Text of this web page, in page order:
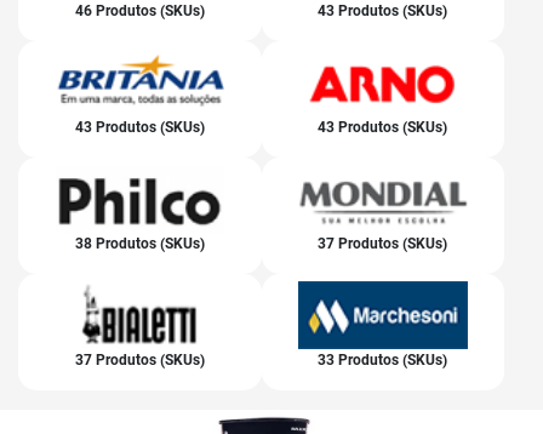
46 Produtos (SKUs) 43 Produtos (SKUs)
43 Produtos (SKUs) 43 Produtos (SKUs)
38 Produtos (SKUs) 37 Produtos (SKUs)
37 Produtos (SKUs) 33 Produtos (SKUs)